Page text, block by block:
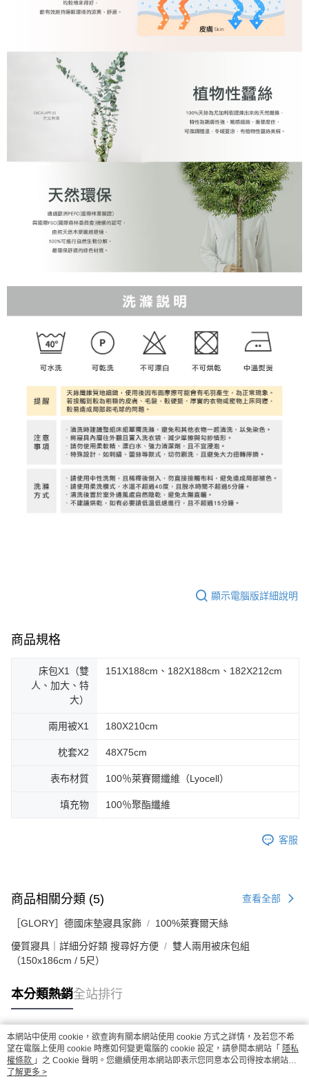
顯示電腦版詳細說明
商品規格
床包X1（雙
人、加大、特
大）
151X188cm、182X188cm、182X212cm
兩用被X1 180X210cm
枕套X2 48X75cm
表布材質 100％萊賽爾纖維（Lyocell）
填充物 100％聚酯纖維
客服
商品相關分類 (5) 查看全部
［GLORY］德國床墊寢具家飾 100%萊賽爾天絲
優質寢具｜詳細分好類 搜尋好方便
雙人兩用被床包組
（150x186cm / 5尺）
本分類熱銷全站排行
熱門標籤
本網站中使用 cookie，欲查詢有關本網站使用 cookie 方式之詳情，及若您不希
望在電腦上使用 cookie 時應如何變更電腦的 cookie 設定，請參閱本網站「 隱私
權條款 」之 Cookie 聲明。您繼續使用本網站即表示您同意本公司得按本網站使
用條款之 Cookie 聲明使用 cookie。
了解更多 >